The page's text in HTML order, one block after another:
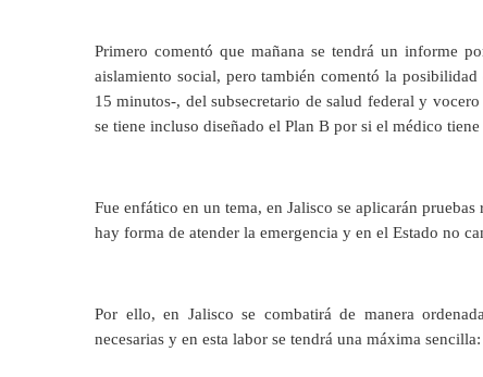
Primero comentó que mañana se tendrá un informe
aislamiento social, pero también comentó la
15 minutos-, del subsecretario de salud federal y
se tiene incluso diseñado el Plan B por si el médico
Fue enfático en un tema, en Jalisco se aplicarán
hay forma de atender la emergencia y en el Estado no
Por ello, en Jalisco se combatirá de manera
necesarias y en esta labor se tendrá una máxima sencilla: